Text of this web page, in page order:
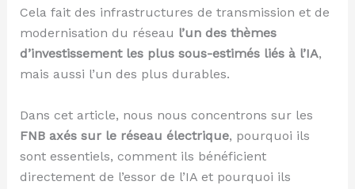
Cela fait des infrastructures de transmission et de
modernisation du réseau l’un des thèmes
d’investissement les plus sous-estimés liés à l’IA,
mais aussi l’un des plus durables.
Dans cet article, nous nous concentrons sur les
FNB axés sur le réseau électrique, pourquoi ils
sont essentiels, comment ils bénéficient
directement de l’essor de l’IA et pourquoi ils